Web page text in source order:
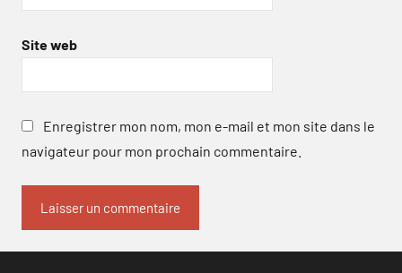
Site web
Enregistrer mon nom, mon e-mail et mon site dans le
navigateur pour mon prochain commentaire.